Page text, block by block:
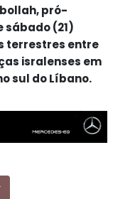
pró-
sábado (21)
terrestres entre
isralenses em
sul do Líbano.